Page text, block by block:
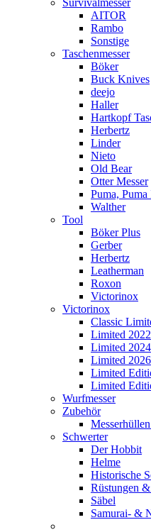
Survivalmesser
AITOR
Rambo
Sonstige
Taschenmesser
Böker
Buck Knives
deejo
Haller
Hartkopf
Herbertz
Linder
Nieto
Old Bear
Otter Messer
Puma,
Walther
Tool
Böker Plus
Gerber
Herbertz
Leatherman
Roxon
Victorinox
Victorinox
Classic
Limited 2022
Limited 2024
Limited 2026
Limited
Limited
Wurfmesser
Zubehör
Schwerter
Der Hobbit
Helme
Historische
Rüstungen
Säbel
Samurai- &